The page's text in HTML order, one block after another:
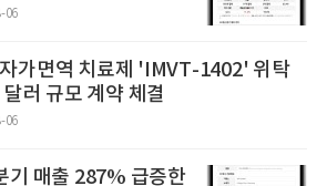
06
가면역 치료제 'IMVT-1402' 위탁
러 규모 계약 체결
06
기 매출 287% 급증한